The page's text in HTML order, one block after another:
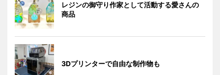
レジンの御守り作家として活動する愛さんの
商品
3Dプリンターで自由な制作物も